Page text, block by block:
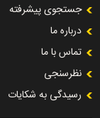
جستجوی پیشرفته
درباره ما
تماس با ما
نظرسنجی
رسیدگی به شکایات